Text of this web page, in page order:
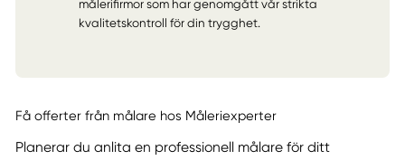
målerifirmor som har genomgått vår strikta
kvalitetskontroll för din trygghet.
Få offerter från målare hos Måleriexperter
Planerar du anlita en professionell målare för ditt